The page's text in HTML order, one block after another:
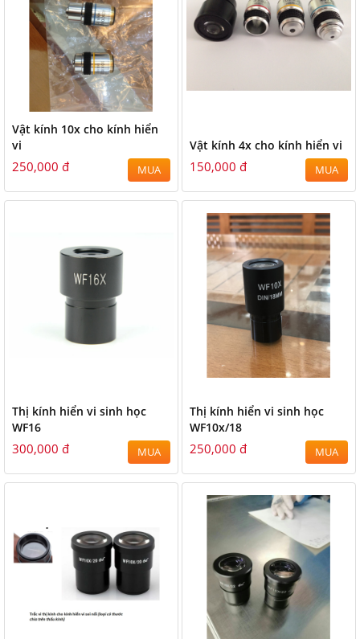
Vật kính 10x cho kính hiển
vi
250,000 đ MUA
Vật kính 4x cho kính hiển vi
150,000 đ MUA
Thị kính hiển vi sinh học
WF16
300,000 đ MUA
Thị kính hiển vi sinh học
WF10x/18
250,000 đ MUA